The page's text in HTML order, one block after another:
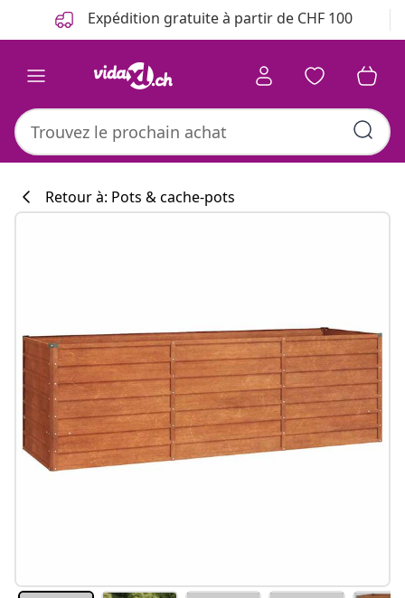
Précédent Expédition gratuite à partir de CHF 100
Retour à: Pots & cache-pots